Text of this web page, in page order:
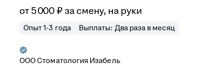
от5 000 ₽ за смену, на руки
Опыт 1-3 года Выплаты: Два раза в месяц
ОООСтоматология Изабель